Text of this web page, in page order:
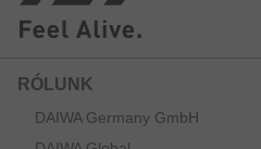
RÓLUNK
DAIWA Germany GmbH